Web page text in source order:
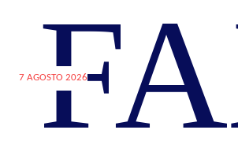
7 AGOSTO 2026